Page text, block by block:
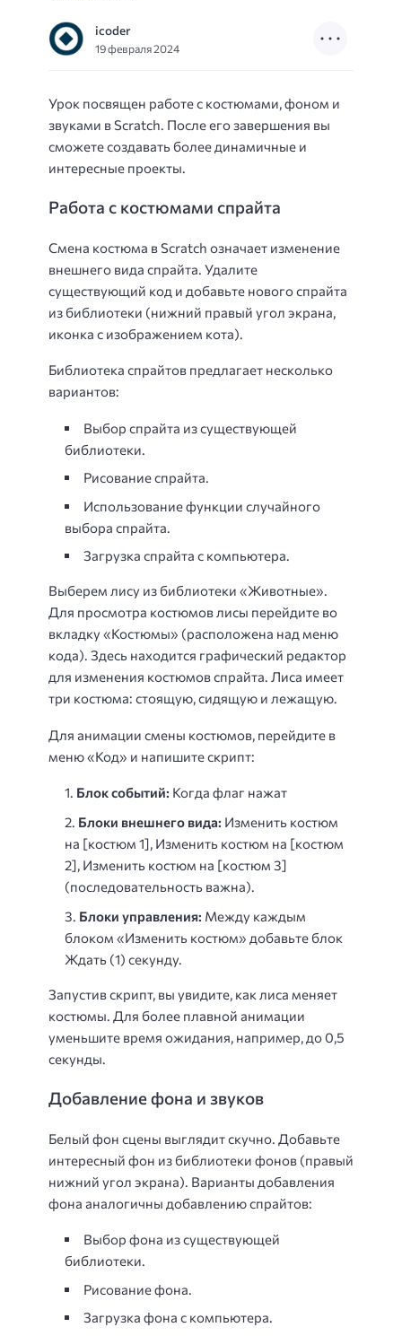
icoder
19 февраля 2024
Урок посвящен работе с костюмами, фоном и
звуками в Scratch. После его завершения вы
сможете создавать более динамичные и
интересные проекты.
Работа с костюмами спрайта
Смена костюма в Scratch означает изменение
внешнего вида спрайта. Удалите
существующий код и добавьте нового спрайта
из библиотеки (нижний правый угол экрана,
иконка с изображением кота).
Библиотека спрайтов предлагает несколько
вариантов:
Выбор спрайта из существующей
библиотеки.
Рисование спрайта.
Использование функции случайного
выбора спрайта.
Загрузка спрайта с компьютера.
Выберем лису из библиотеки «Животные».
Для просмотра костюмов лисы перейдите во
вкладку «Костюмы» (расположена над меню
кода). Здесь находится графический редактор
для изменения костюмов спрайта. Лиса имеет
три костюма: стоящую, сидящую и лежащую.
Для анимации смены костюмов, перейдите в
меню «Код» и напишите скрипт:
Блок событий: Когда флаг нажат
Блоки внешнего вида: Изменить костюм
на [костюм 1], Изменить костюм на [костюм
2], Изменить костюм на [костюм 3]
(последовательность важна).
Блоки управления: Между каждым
блоком «Изменить костюм» добавьте блок
Ждать (1) секунду.
Запустив скрипт, вы увидите, как лиса меняет
костюмы. Для более плавной анимации
уменьшите время ожидания, например, до 0,5
секунды.
Добавление фона и звуков
Белый фон сцены выглядит скучно. Добавьте
интересный фон из библиотеки фонов (правый
нижний угол экрана). Варианты добавления
фона аналогичны добавлению спрайтов:
Выбор фона из существующей
библиотеки.
Рисование фона.
Загрузка фона с компьютера.